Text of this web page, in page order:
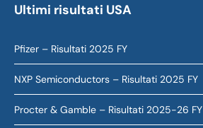
Ultimi risultati USA
Pfizer – Risultati 2025 FY
NXP Semiconductors – Risultati 2025 FY
Procter & Gamble – Risultati 2025-26 FY